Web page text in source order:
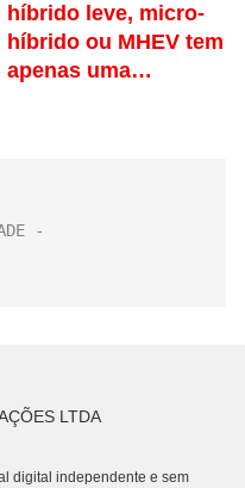
híbrido leve, micro-
híbrido ou MHEV tem
apenas uma
LTDA
digital independente e sem